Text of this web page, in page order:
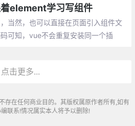
定义属性的初始值。
element学习写组件
当然，也可以直接在页面引入组件文
可知，vue不会重复安装同一个插
点击更多...
存在任何商业目的。其版权属原作者所有,如有
联系!情况属实本人将予以删除!